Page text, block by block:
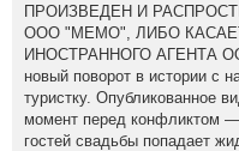
ПРОИЗВЕДЕН И
ООО "МЕМО", ЛИБО
ИНОСТРАННОГО АГЕНТА
новый поворот в истории с
туристку. Опубликованное
момент перед конфликтом
гостей свадьбы попадает